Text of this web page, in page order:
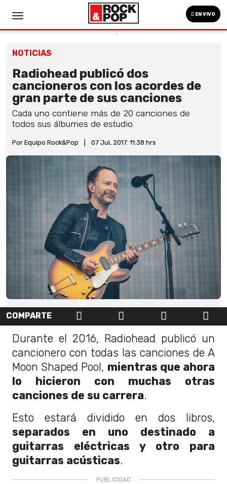
EN VIVO
NOTICIAS
Radiohead publicó dos
cancioneros con los acordes de
gran parte de sus canciones
Cada uno contiene más de 20 canciones de
todos sus álbumes de estudio.
Por Equipo Rock&Pop 07 Jul, 2017. 11:38 hrs
COMPARTE
Durante el 2016, Radiohead publicó un
cancionero con todas las canciones de A
Moon Shaped Pool, mientras que ahora
lo hicieron con muchas otras
canciones de su carrera.
Esto estará dividido en dos libros,
separados en uno destinado a
guitarras eléctricas y otro para
guitarras acústicas.